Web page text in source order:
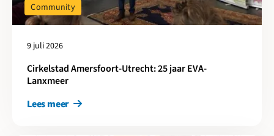
9 juli 2026
Cirkelstad Amersfoort-Utrecht: 25 jaar EVA-
Lanxmeer
Community
Lees meer